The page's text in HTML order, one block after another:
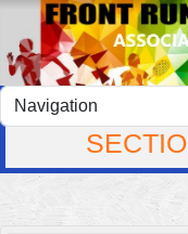
Panneau de gestion